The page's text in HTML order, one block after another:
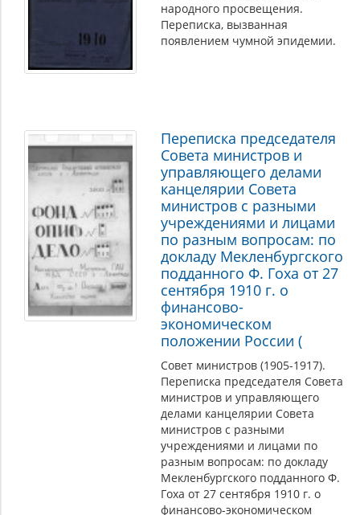
народного просвещения.
Переписка, вызванная
появлением чумной эпидемии.
Переписка председателя
Совета министров и
управляющего делами
канцелярии Совета
министров с разными
учреждениями и лицами
по разным вопросам: по
докладу Мекленбургского
подданного Ф. Гоха от 27
сентября 1910 г. о
финансово-
экономическом
положении России (
Совет министров (1905-1917).
Переписка председателя Совета
министров и управляющего
делами канцелярии Совета
министров с разными
учреждениями и лицами по
разным вопросам: по докладу
Мекленбургского подданного Ф.
Гоха от 27 сентября 1910 г. о
финансово-экономическом